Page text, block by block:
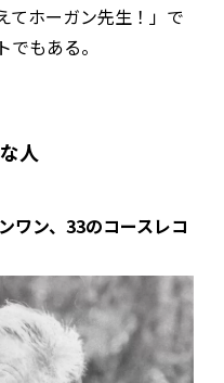
てホーガン先生！」で
もある。
人
ワン、33のコースレコ